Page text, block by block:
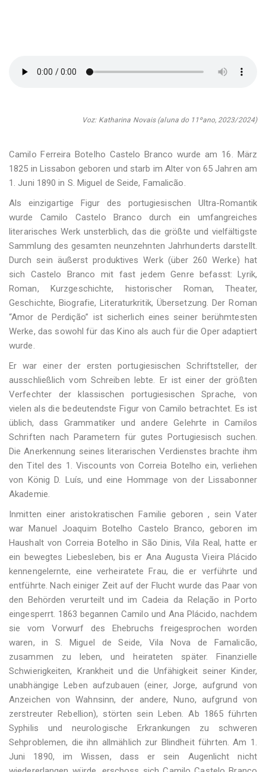
Voz: Katharina Novais (aluna do 11ºano, 2023/2024)
Camilo Ferreira Botelho Castelo Branco wurde am 16. März
1825 in Lissabon geboren und starb im Alter von 65 Jahren am
1. Juni 1890 in S. Miguel de Seide, Famalicão.
Als einzigartige Figur des portugiesischen Ultra-Romantik
wurde Camilo Castelo Branco durch ein umfangreiches
literarisches Werk unsterblich, das die größte und vielfältigste
Sammlung des gesamten neunzehnten Jahrhunderts darstellt.
Durch sein äußerst produktives Werk (über 260 Werke) hat
sich Castelo Branco mit fast jedem Genre befasst: Lyrik,
Roman, Kurzgeschichte, historischer Roman, Theater,
Geschichte, Biografie, Literaturkritik, Übersetzung. Der Roman
“Amor de Perdição” ist sicherlich eines seiner berühmtesten
Werke, das sowohl für das Kino als auch für die Oper adaptiert
wurde.
Er war einer der ersten portugiesischen Schriftsteller, der
ausschließlich vom Schreiben lebte. Er ist einer der größten
Verfechter der klassischen portugiesischen Sprache, von
vielen als die bedeutendste Figur von Camilo betrachtet. Es ist
üblich, dass Grammatiker und andere Gelehrte in Camilos
Schriften nach Parametern für gutes Portugiesisch suchen.
Die Anerkennung seines literarischen Verdienstes brachte ihm
den Titel des 1. Viscounts von Correia Botelho ein, verliehen
von König D. Luís, und eine Hommage von der Lissabonner
Akademie.
Inmitten einer aristokratischen Familie geboren , sein Vater
war Manuel Joaquim Botelho Castelo Branco, geboren im
Haushalt von Correia Botelho in São Dinis, Vila Real, hatte er
ein bewegtes Liebesleben, bis er Ana Augusta Vieira Plácido
kennengelernte, eine verheiratete Frau, die er verführte und
entführte. Nach einiger Zeit auf der Flucht wurde das Paar von
den Behörden verurteilt und im Cadeia da Relação in Porto
eingesperrt. 1863 begannen Camilo und Ana Plácido, nachdem
sie vom Vorwurf des Ehebruchs freigesprochen worden
waren, in S. Miguel de Seide, Vila Nova de Famalicão,
zusammen zu leben, und heirateten später. Finanzielle
Schwierigkeiten, Krankheit und die Unfähigkeit seiner Kinder,
unabhängige Leben aufzubauen (einer, Jorge, aufgrund von
Anzeichen von Wahnsinn, der andere, Nuno, aufgrund von
zerstreuter Rebellion), störten sein Leben. Ab 1865 führten
Syphilis und neurologische Erkrankungen zu schweren
Sehproblemen, die ihn allmählich zur Blindheit führten. Am 1.
Juni 1890, im Wissen, dass er sein Augenlicht nicht